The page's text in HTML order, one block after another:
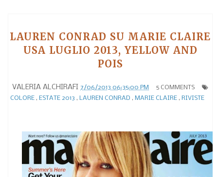
LAUREN CONRAD SU MARIE CLAIRE
USA LUGLIO 2013, YELLOW AND
POIS
VALERIA ALCHIRAFI 7/06/2013 06:35:00 PM
5 COMMENTS
COLORE , ESTATE 2013 , LAUREN CONRAD , MARIE CLAIRE , RIVISTE